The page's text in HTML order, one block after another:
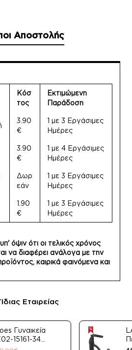
Αποστολής
Κόσ
τος
Εκτιμώμενη
Παράδοση
3.90
€
1 με 3 Εργάσιμες
Ημέρες
3.90
€
1 με 4 Εργάσιμες
Ημέρες
Δωρ
εάν
1 με 3 Εργάσιμες
Ημέρες
1.90
€
1 με 3 Εργάσιμες
Ημέρες
όψιν ότι οι τελικός χρόνος
να διαφέρει ανάλογα με την
καιρικά φαινόμενα και
Ίδιας Εταιρείας
Γυναικεία
15161-34